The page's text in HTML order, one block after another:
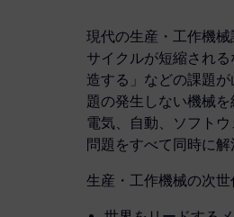
現代の生産・工作機
サイクルが短縮され
造する」などの課題
題の発生しない機械
電気、自動、ソフト
問題をすべて同時に
生産・工作機械の次